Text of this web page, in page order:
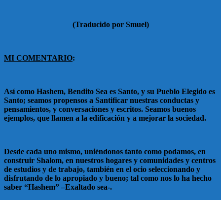
(Traducido por Smuel)
MI COMENTARIO:
Así como Hashem, Bendito Sea es Santo, y su Pueblo Elegido es
Santo; seamos propensos a Santificar nuestras conductas y
pensamientos, y conversaciones y escritos. Seamos buenos
ejemplos, que llamen a la edificación y a mejorar la sociedad.
Desde cada uno mismo, uniéndonos tanto como podamos, en
construir Shalom, en nuestros hogares y comunidades y centros
de estudios y de trabajo, también en el ocio seleccionando y
disfrutando de lo apropiado y bueno; tal como nos lo ha hecho
saber “Hashem” –Exaltado sea-.